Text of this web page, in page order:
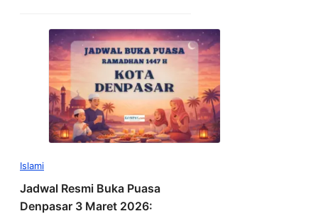
Islami
Jadwal Resmi Buka Puasa
Denpasar 3 Maret 2026: